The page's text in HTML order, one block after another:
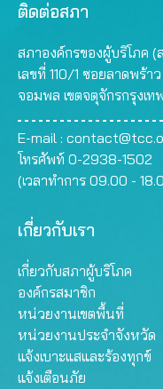
ติดต่อสภา
สภาองค์กรของผู้บริโภค (
เลขที่ 110/1 ซอยลาดพร้
จอมพล เขตจตุจักรกรุงเ
E-mail :
โทรศัพท์ 0-2938-1502
(เวลาทำการ 09.00 -
เกี่ยวกับเรา
เกี่ยวกับสภาผู้บริโภค
องค์กรสมาชิก
หน่วยงานเขตพื้นที่
หน่วยงานประจำจังหวัด
แจ้งเบาะแสและร้องทุกข์
แจ้งเตือนภัย